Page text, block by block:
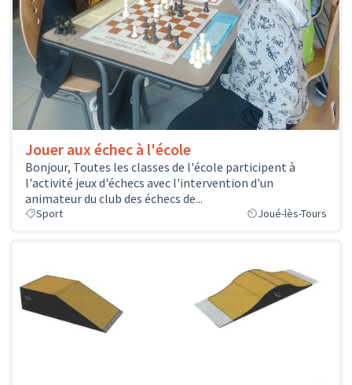
Jouer aux échec à l'école
Bonjour, Toutes les classes de l'école participent à
l'activité jeux d'échecs avec l'intervention d'un
animateur du club des échecs de...
Sport Joué-lès-Tours